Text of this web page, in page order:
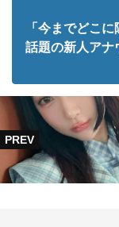
「今までどこ
話題の新人ア